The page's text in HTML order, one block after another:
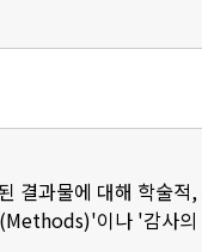
결과물에 대해 학술
이나 '감사